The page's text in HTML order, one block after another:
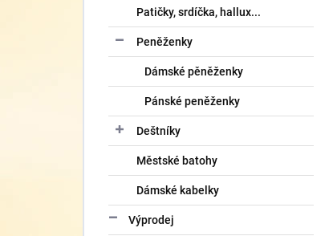
Patičky, srdíčka, hallux...
Peněženky
Dámské pěněženky
Pánské peněženky
Deštníky
Městské batohy
Dámské kabelky
Výprodej